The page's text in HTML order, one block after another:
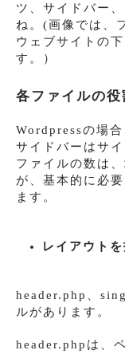
ツ、サイドバー
ね。(画像では、
ウェブサイトの
す。）
各ファイルの役
Wordpressの場合
サイドバーはサ
ファイルの数は
が、基本的に必
ます。
レイアウト
header.php、
ルがあります。
header.phpは、